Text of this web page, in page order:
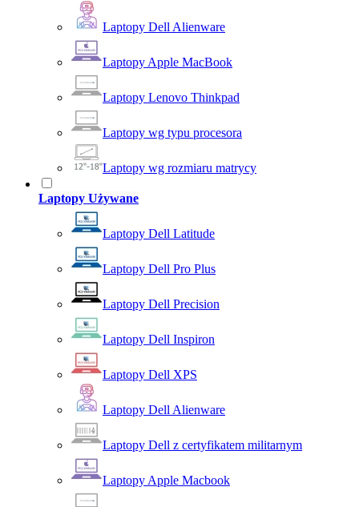
Laptopy Dell Alienware
Laptopy Apple MacBook
Laptopy Lenovo Thinkpad
Laptopy wg typu procesora
Laptopy wg rozmiaru matrycy
Laptopy Używane
Laptopy Dell Latitude
Laptopy Dell Pro Plus
Laptopy Dell Precision
Laptopy Dell Inspiron
Laptopy Dell XPS
Laptopy Dell Alienware
Laptopy Dell z certyfikatem militarnym
Laptopy Apple Macbook